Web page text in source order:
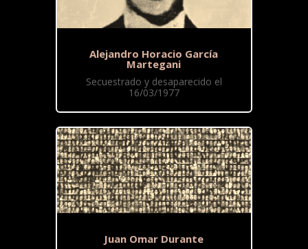
Alejandro Horacio García
Martegani
Secuestrado y desaparecido el
16/03/1977
Juan Omar Durante